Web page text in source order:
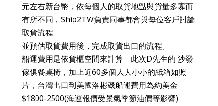
元左右新台幣，依每個人的取貨地點與貨量多寡而
有所不同，Ship2TW負責同事都會與每位客戶討論
取貨流程
並預估取貨費用後，完成取貨出口的流程。
船運費用是依貨櫃空間來計算，此次D先生的 沙發
傢俱餐桌椅，加上近60多個大大小小的紙箱如照
片，台灣出口到美國洛彬磯船運費用為約美金
$1800-2500(海運報價受景氣季節油價等影響)，